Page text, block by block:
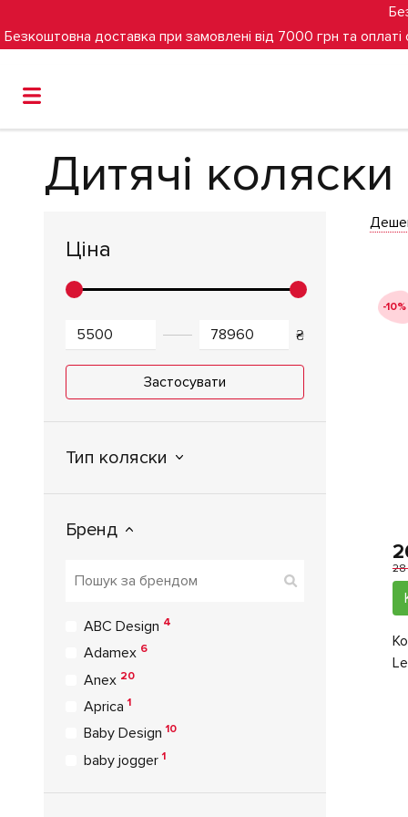
Безкоштовна доставка при замовлені від 7000 грн та оплаті
Дитячі коляски
Ціна
₴
Застосувати
Тип коляски
Бренд
ABC Design 4
Adamex 6
Anex 20
Aprica1
Baby Design10
baby jogger1
-10%
28